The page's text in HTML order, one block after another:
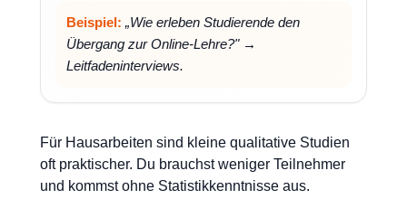
Beispiel: „Wie erleben Studierende den
Übergang zur Online-Lehre?" →
Leitfadeninterviews.
Für Hausarbeiten sind kleine qualitative Studien
oft praktischer. Du brauchst weniger Teilnehmer
und kommst ohne Statistikkenntnisse aus.